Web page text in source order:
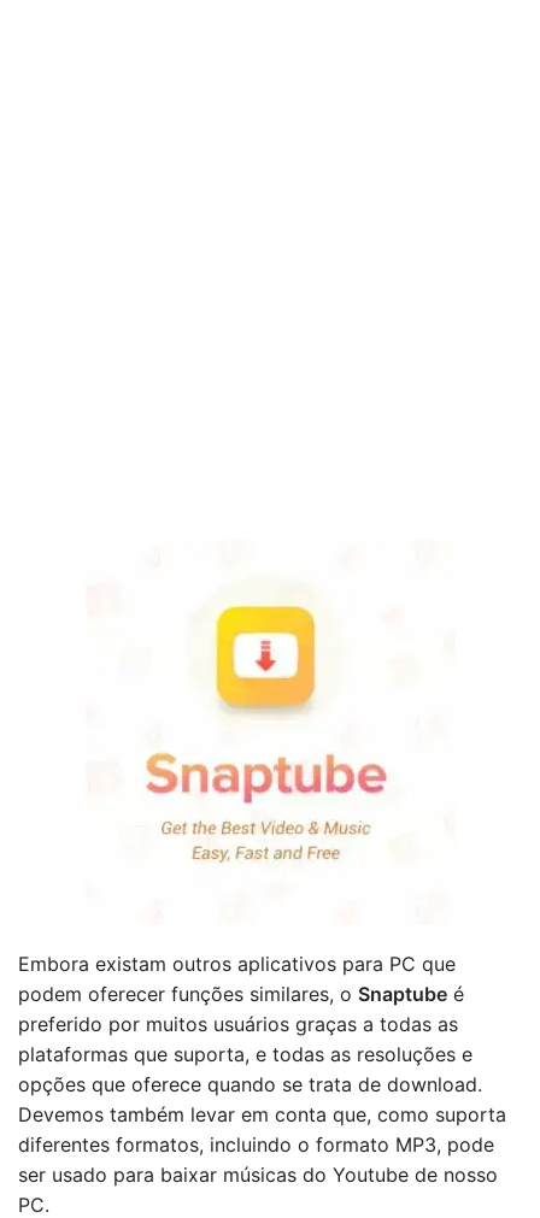
Embora existam outros aplicativos para PC que
podem oferecer funções similares, o Snaptube é
preferido por muitos usuários graças a todas as
plataformas que suporta, e todas as resoluções e
opções que oferece quando se trata de download.
Devemos também levar em conta que, como suporta
diferentes formatos, incluindo o formato MP3, pode
ser usado para baixar músicas do Youtube de nosso
PC.